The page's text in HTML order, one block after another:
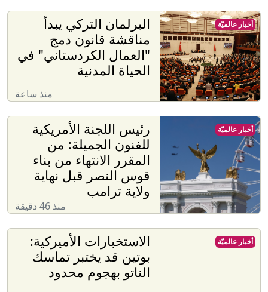
البرلمان التركي يبدأ
مناقشة قانون دمج
"العمال الكردستاني" في
الحياة المدنية
منذ ساعة
أخبار عالميّة
رئيس اللجنة الأمريكية
للفنون الجميلة: من
المقرر الانتهاء من بناء
قوس النصر قبل نهاية
ولاية ترامب
منذ 46 دقيقة
أخبار عالميّة
الاستخبارات الأميركية:
بوتين قد يختبر تماسك
الناتو بهجوم محدود
أخبار عالميّة